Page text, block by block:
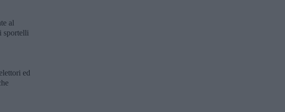
al
sportelli
ed